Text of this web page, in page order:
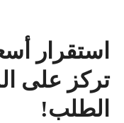
استقرار
تركز على
الطلب!